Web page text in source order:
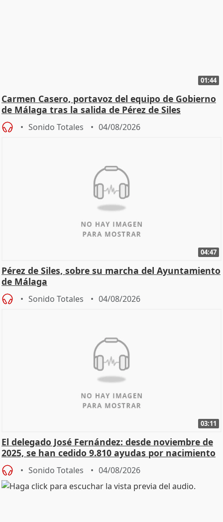
01:44
Carmen Casero, portavoz del equipo de Gobierno
de Málaga tras la salida de Pérez de Siles
Sonido Totales 04/08/2026
04:47
Pérez de Siles, sobre su marcha del Ayuntamiento
de Málaga
Sonido Totales 04/08/2026
03:11
El delegado José Fernández: desde noviembre de
2025, se han cedido 9.810 ayudas por nacimiento
Sonido Totales 04/08/2026